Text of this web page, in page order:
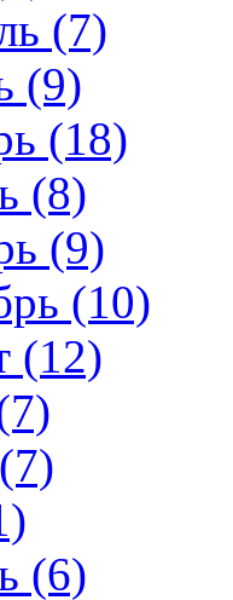
(7)
(9)
(18)
(8)
(9)
(10)
(12)
(7)
(6)